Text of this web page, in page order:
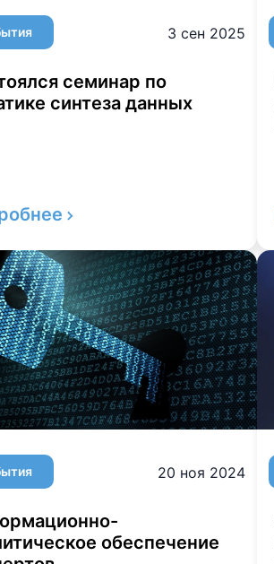
3 сен 2025
семинар по
синтеза данных
20 ноя 2024
обеспечение